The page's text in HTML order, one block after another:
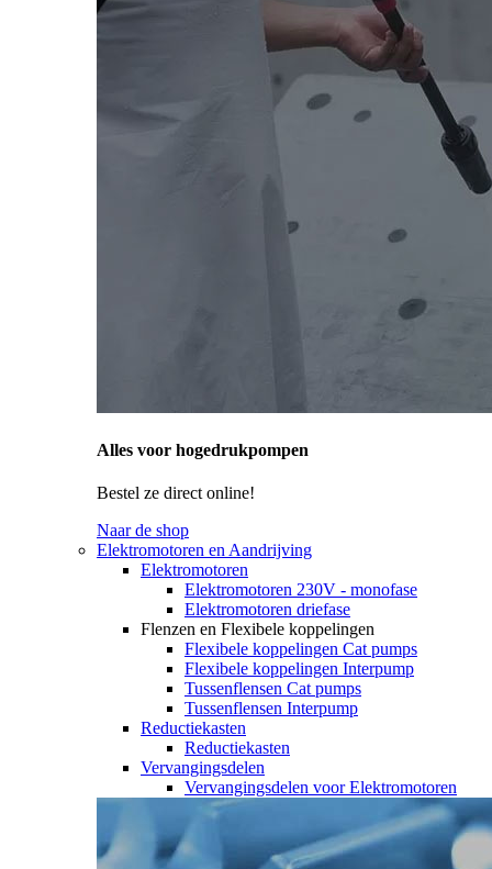
Alles voor hogedrukpompen
Bestel ze direct online!
Naar de shop
Elektromotoren en Aandrijving
Elektromotoren
Elektromotoren 230V - monofase
Elektromotoren driefase
Flenzen en Flexibele koppelingen
Flexibele koppelingen Cat pumps
Flexibele koppelingen Interpump
Tussenflensen Cat pumps
Tussenflensen Interpump
Reductiekasten
Reductiekasten
Vervangingsdelen
Vervangingsdelen voor Elektromotoren